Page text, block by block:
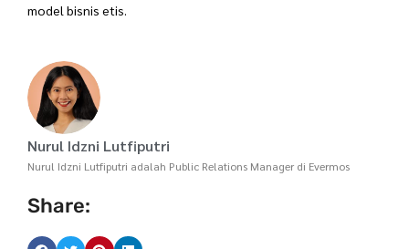
model bisnis etis.
Nurul Idzni Lutfiputri
Nurul Idzni Lutfiputri adalah Public Relations Manager di Evermos
Share: